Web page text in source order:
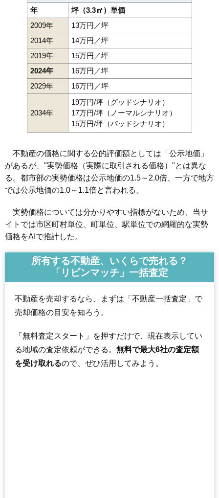
年
坪（3.3㎡）単価
2009年
13万円／坪
2014年
14万円／坪
2019年
15万円／坪
2024年
16万円／坪
2029年
16万円／坪
2034年
19万円/坪（グッドシナリオ）
17万円/坪（ノーマルシナリオ）
15万円/坪（バッドシナリオ）
不動産の価格に関する公的評価額としては「公示地価」
があるが、"実勢価格（実際に取引される価格）"とは異な
る。都市部の実勢価格は公示地価の1.5～2.0倍、一方で地方
では公示地価の1.0～1.1倍と言われる。
実勢価格については分かりやすい指標がないため、当サ
イトでは市区町村単位、町単位、駅単位での網羅的な実勢
価格をAIで推計した。
所有する不動産、いくらで売れる？
「リビンマッチ」一括査定
不動産を売却するなら、まずは「不動産一括査定」で
売却価格の目安を知ろう。
「無料査定スタート」を押すだけで、現在表示してい
る地域の査定依頼ができる。 無料で最大6社の査定額
を受け取れるので、ぜひ活用してみよう。